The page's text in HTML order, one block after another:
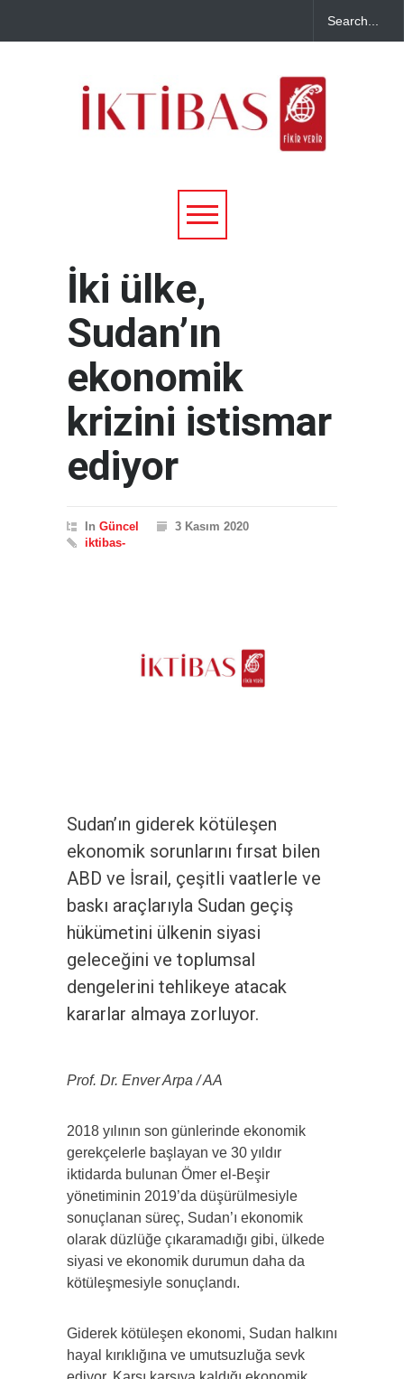
İki ülke,
Sudan’ın
ekonomik
krizini istismar
ediyor
In Güncel
3 Kasım 2020
iktibas-
Sudan’ın giderek kötüleşen
ekonomik sorunlarını fırsat bilen
ABD ve İsrail, çeşitli vaatlerle ve
baskı araçlarıyla Sudan geçiş
hükümetini ülkenin siyasi
geleceğini ve toplumsal
dengelerini tehlikeye atacak
kararlar almaya zorluyor.
Prof. Dr. Enver Arpa / AA
2018 yılının son günlerinde ekonomik
gerekçelerle başlayan ve 30 yıldır
iktidarda bulunan Ömer el-Beşir
yönetiminin 2019’da düşürülmesiyle
sonuçlanan süreç, Sudan’ı ekonomik
olarak düzlüğe çıkaramadığı gibi, ülkede
siyasi ve ekonomik durumun daha da
kötüleşmesiyle sonuçlandı.
Giderek kötüleşen ekonomi, Sudan halkını
hayal kırıklığına ve umutsuzluğa sevk